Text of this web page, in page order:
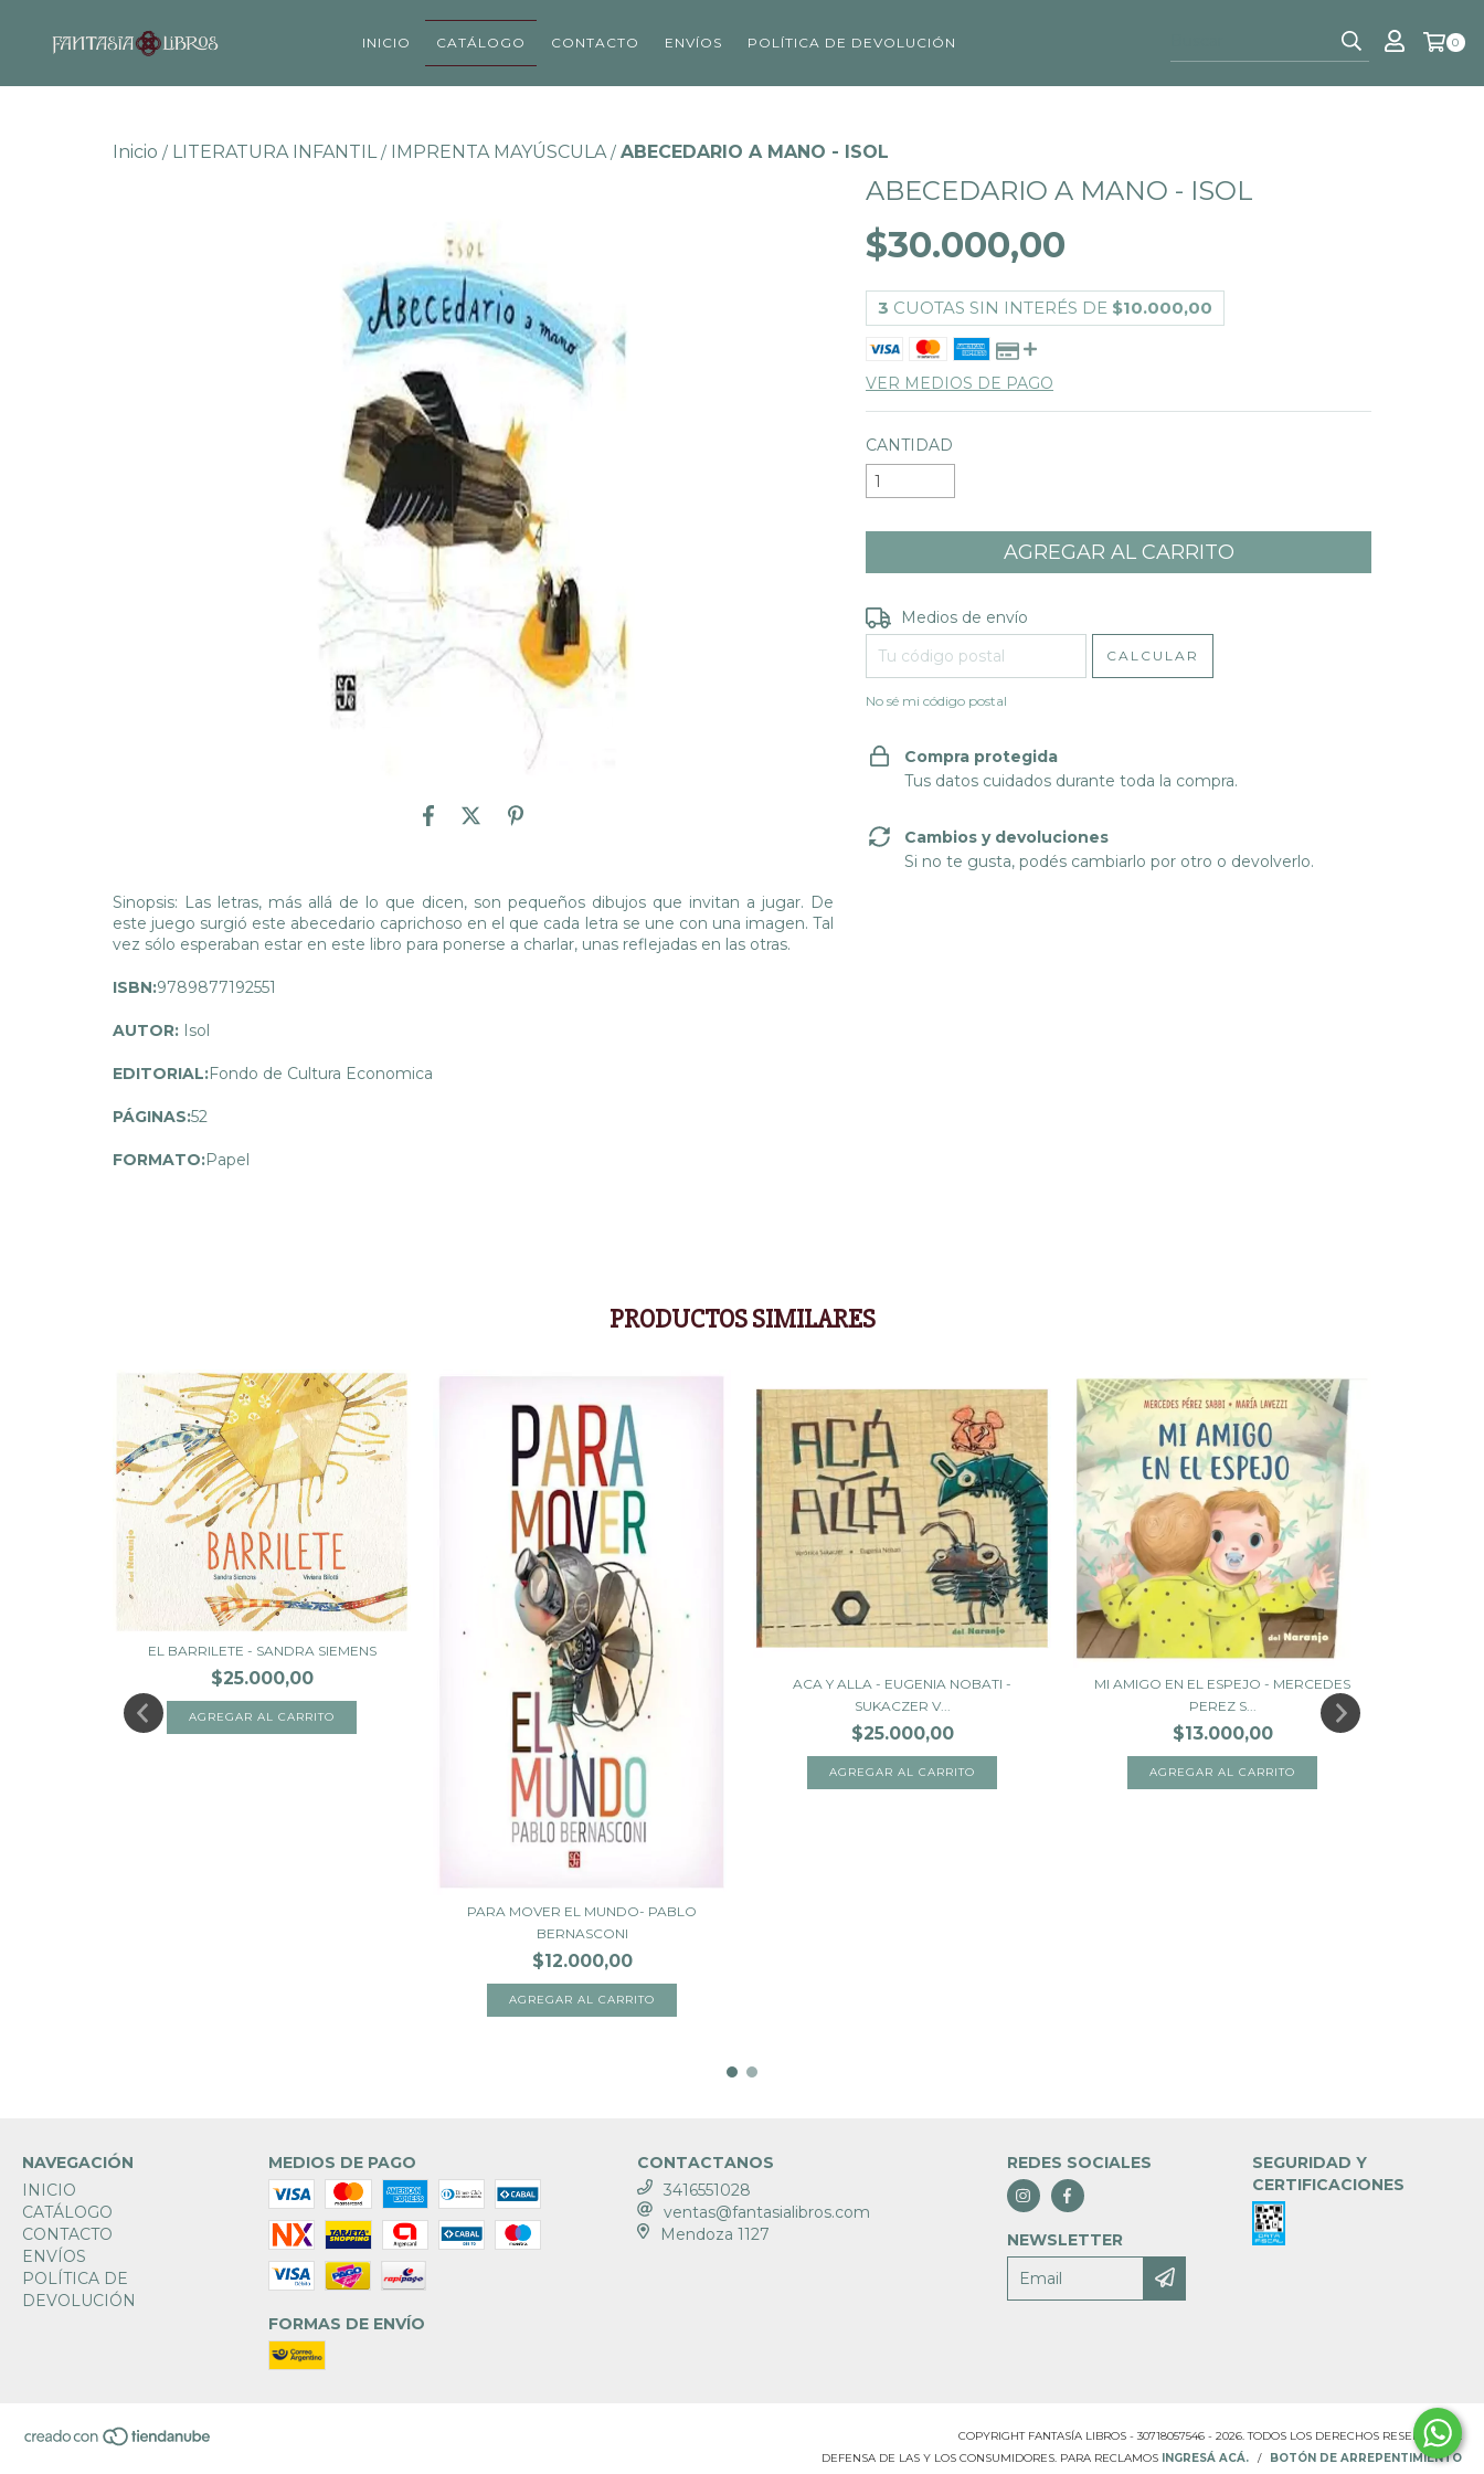
INICIO CATÁLOGO CONTACTO ENVÍOS POLÍTICA DE DEVOLUCIÓN 0
Inicio / LITERATURA INFANTIL / IMPRENTA MAYÚSCULA / ABECEDARIO A MANO - ISOL
Sinopsis: Las letras, más allá de lo que dicen, son pequeños dibujos que invitan a jugar. De
este juego surgió este abecedario caprichoso en el que cada letra se une con una imagen. Tal
vez sólo esperaban estar en este libro para ponerse a charlar, unas reflejadas en las otras.
ISBN:9789877192551
AUTOR: Isol
EDITORIAL:Fondo de Cultura Economica
PÁGINAS:52
FORMATO:Papel
ABECEDARIO A MANO - ISOL
$30.000,00
3 CUOTAS SIN INTERÉS DE $10.000,00
VER MEDIOS DE PAGO
CANTIDAD
Entregas para el CP:
Medios de envío
CALCULAR
No sé mi código postal
Compra protegida
Tus datos cuidados durante toda la compra.
Cambios y devoluciones
Si no te gusta, podés cambiarlo por otro o devolverlo.
PRODUCTOS SIMILARES
EL BARRILETE - SANDRA SIEMENS
$25.000,00
PARA MOVER EL MUNDO- PABLO
BERNASCONI
$12.000,00
ACA Y ALLA - EUGENIA NOBATI -
SUKACZER V...
$25.000,00
MI AMIGO EN EL ESPEJO - MERCEDES
PEREZ S...
$13.000,00
NAVEGACIÓN
INICIO
CATÁLOGO
CONTACTO
ENVÍOS
POLÍTICA DE
DEVOLUCIÓN
MEDIOS DE PAGO
FORMAS DE ENVÍO
CONTACTANOS
3416551028
ventas@fantasialibros.com
Mendoza 1127
REDES SOCIALES
NEWSLETTER
SEGURIDAD Y
CERTIFICACIONES
COPYRIGHT FANTASÍA LIBROS - 30718057546 - 2026. TODOS LOS DERECHOS RESERVADOS.
DEFENSA DE LAS Y LOS CONSUMIDORES. PARA RECLAMOS
INGRESÁ ACÁ. / BOTÓN DE ARREPENTIMIENTO